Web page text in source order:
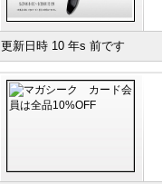
更新日時 10 年s 前です